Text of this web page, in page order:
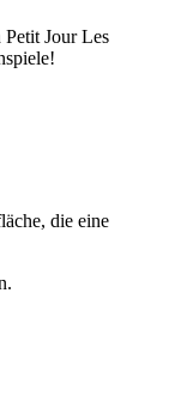
Jour Les
die eine